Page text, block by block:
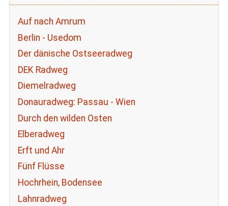
Auf nach Amrum
Berlin - Usedom
Der dänische Ostseeradweg
DEK Radweg
Diemelradweg
Donauradweg: Passau - Wien
Durch den wilden Osten
Elberadweg
Erft und Ahr
Fünf Flüsse
Hochrhein, Bodensee
Lahnradweg